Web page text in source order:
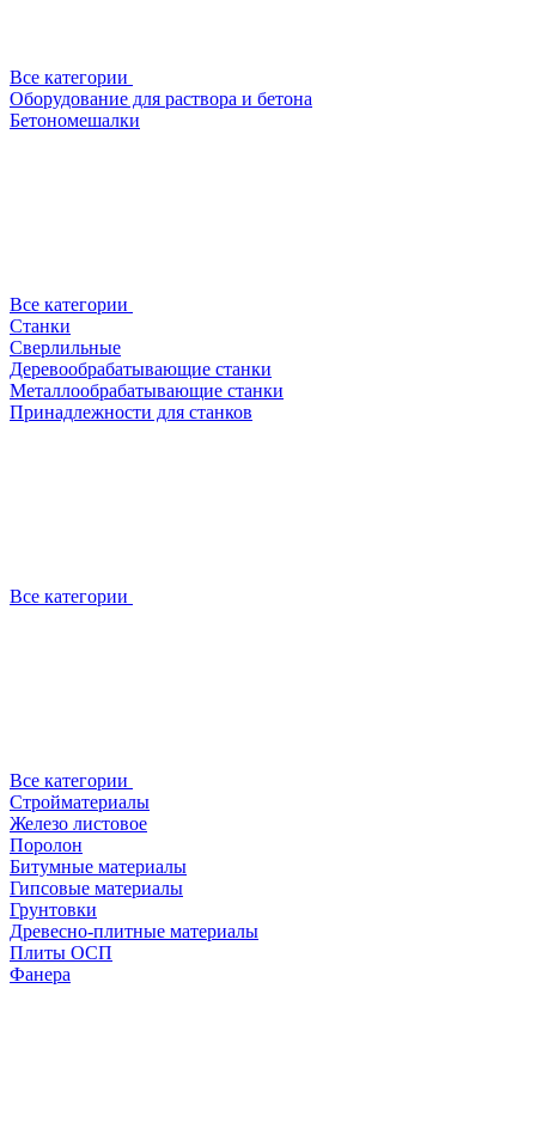
Все категории
Оборудование для раствора и бетона
Бетономешалки
Все категории
Станки
Сверлильные
Деревообрабатывающие станки
Металлообрабатывающие станки
Принадлежности для станков
Все категории
Все категории
Стройматериалы
Железо листовое
Поролон
Битумные материалы
Гипсовые материалы
Грунтовки
Древесно-плитные материалы
Плиты ОСП
Фанера